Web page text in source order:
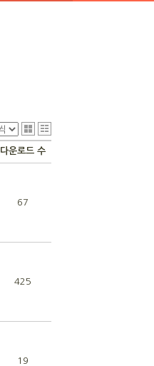
다운로드 수
67
425
19